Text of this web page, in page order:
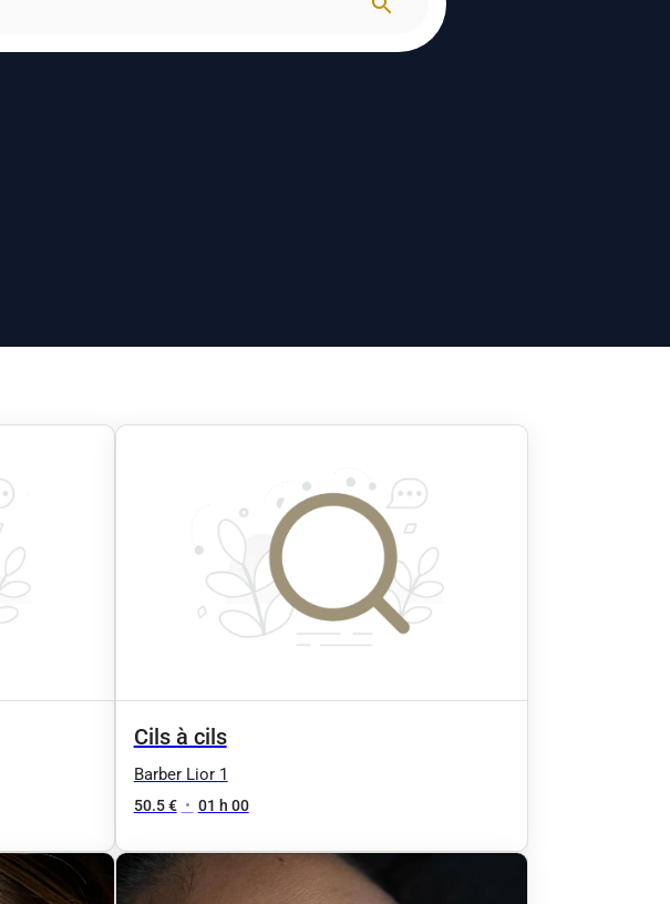
Cils à cils
Barber Lior 1
50.5 € • 01 h 00